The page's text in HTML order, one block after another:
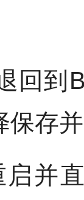
到
保存
直